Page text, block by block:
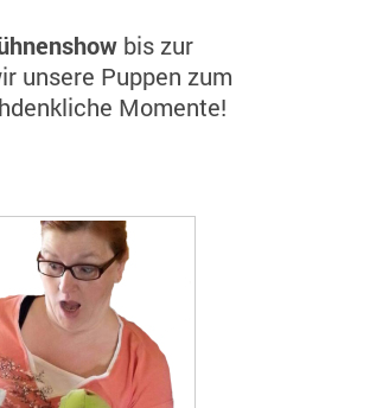
bis zur
unsere Puppen zum
Momente!